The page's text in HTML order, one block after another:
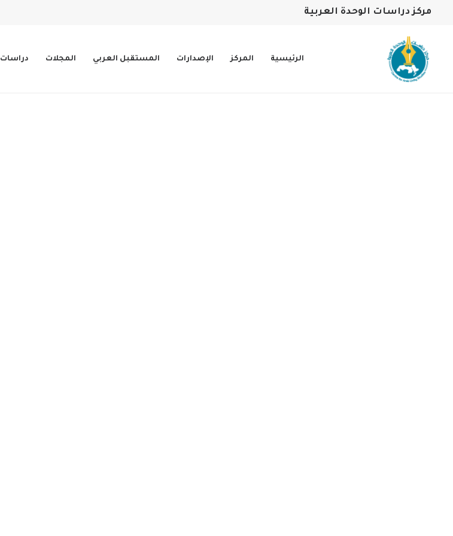
مركز دراسات الوحدة العربية
الرئيسية المركز الإصدارات المستقبل العربي المجلات دراسات